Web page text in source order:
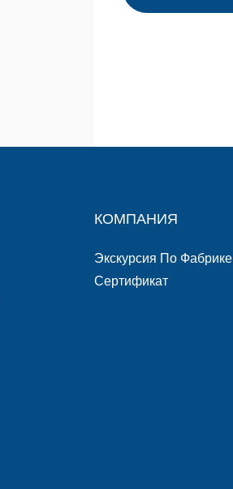
КОМПАНИЯ
Экскурсия По Фабрике
Сертификат